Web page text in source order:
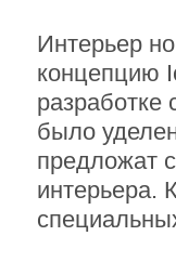
Интерьер
концепцию
разработке
было
предложат
интерьера.